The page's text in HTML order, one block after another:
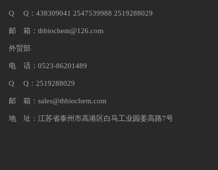
Q Q：438309041 2547539988 2519288029
邮 箱： thbiochem@126.com
外贸部
电 话：0523-86201489
Q Q：2519288029
邮 箱： sales@thbiochem.com
地 址：江苏省泰州市高港区白马工业园姜高路7号